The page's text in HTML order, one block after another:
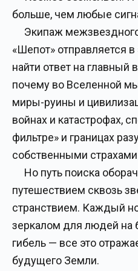
больше, чем любые
Экипаж
«Шепот» отправляется
найти ответ на главный
почему во Вселенной
миры-руины и
войнах и катастрофах,
фильтре» и границах
собственными
Но путь поиска
путешествием сквозь
странствием. Каждый
зеркалом для людей на
гибель — все это
будущего Земли.